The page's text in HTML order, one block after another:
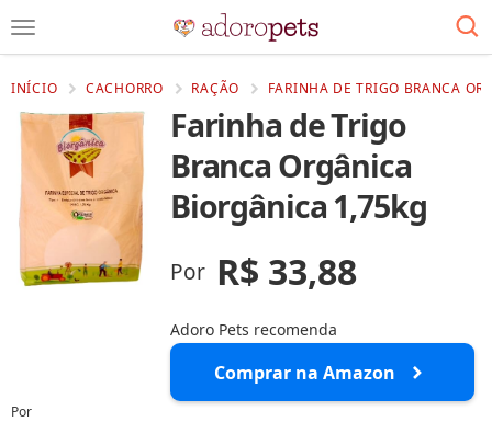
INÍCIO CACHORRO RAÇÃO FARINHA DE TRIGO BRANCA
Farinha de Trigo
Branca Orgânica
Biorgânica 1,75kg
Por R$ 33,88
Adoro Pets recomenda
Comprar na Amazon
Por